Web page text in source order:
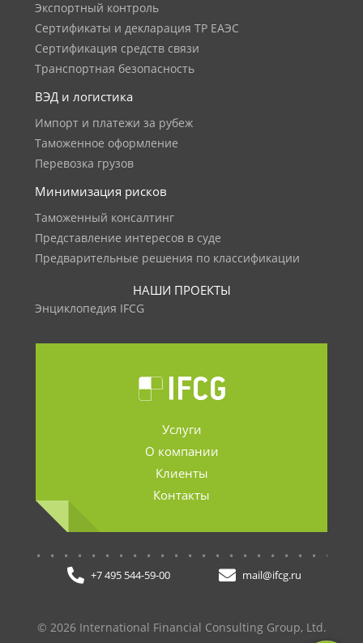
Экспортный контроль
Сертификаты и декларация ТР ЕАЭС
Сертификация средств связи
Транспортная безопасность
ВЭД и логистика
Импорт и платежи за рубеж
Таможенное оформление
Перевозка грузов
Минимизация рисков
Таможенный консалтинг
Представление интересов в суде
Предварительные решения по классификации
НАШИ ПРОЕКТЫ
Энциклопедия IFCG
Услуги
О компании
Клиенты
Контакты
+7 495 544-59-00 mail@ifcg.ru
© 2026 International Financial Consulting Group, Ltd.